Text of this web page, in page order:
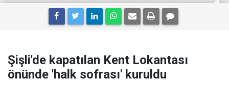
Şişli'de kapatılan Kent Lokantası
önünde 'halk sofrası' kuruldu